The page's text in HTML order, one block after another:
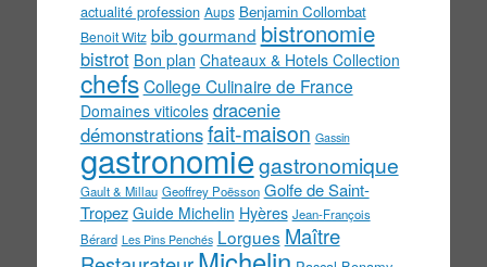
actualité profession Aups Benjamin Collombat
Benoit Witz bib gourmand bistronomie
bistrot Bon plan Chateaux & Hotels Collection
chefs College Culinaire de France
Domaines viticoles dracenie
démonstrationsfait-maison Gassin
gastronomiegastronomique
Gault & Millau Geoffrey Poësson Golfe de Saint-
Tropez Guide Michelin Hyères Jean-François
Bérard Les Pins Penchés Lorgues Maître